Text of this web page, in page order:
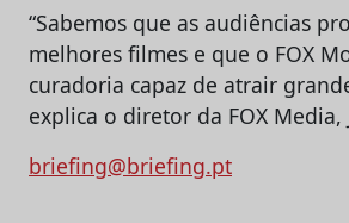
“Sabemos que as audiências
melhores filmes e que o FOX
curadoria capaz de atrair
explica o diretor da FOX Media,
briefing@briefing.pt